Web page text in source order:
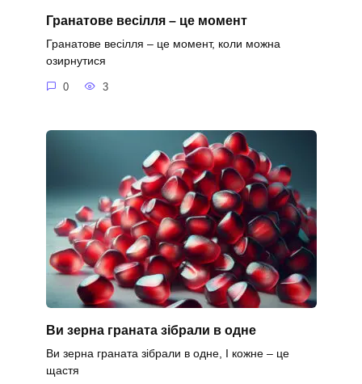
Гранатове весілля – це момент
Гранатове весілля – це момент, коли можна
озирнутися
0 3
Ви зерна граната зібрали в одне
Ви зерна граната зібрали в одне, І кожне – це
щастя